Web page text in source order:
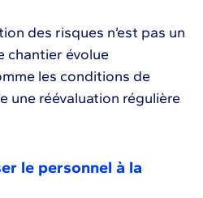
des risques n’est pas un
chantier évolue
les conditions de
une réévaluation régulière
le personnel à la